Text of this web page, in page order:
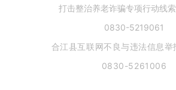
打击整治养老诈骗专项行动线
0830-5219061
合江县互联网不良与违法信息举
0830-5261006